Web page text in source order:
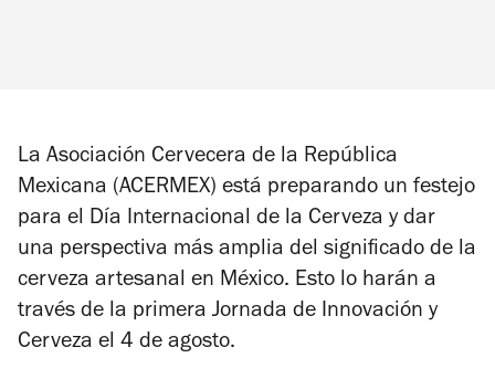
La Asociación Cervecera de la República
Mexicana (ACERMEX) está preparando un festejo
para el Día Internacional de la Cerveza y dar
una perspectiva más amplia del significado de la
cerveza artesanal en México. Esto lo harán a
través de la primera Jornada de Innovación y
Cerveza el 4 de agosto.